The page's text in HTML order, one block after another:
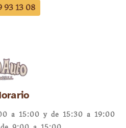
93 13 08
a 15:00 y de 15:30 a 19:00